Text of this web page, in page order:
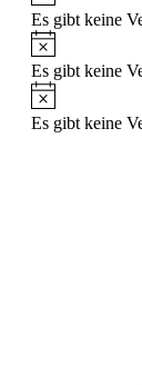
Es gibt keine
Es gibt keine
Es gibt keine